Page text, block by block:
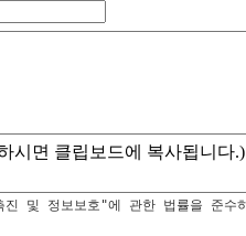
시면 클립보드에 복사됩니다.)